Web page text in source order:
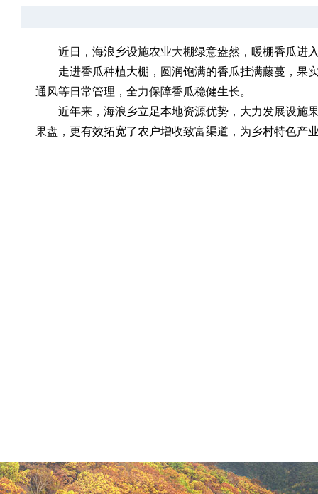
近日，海浪乡设施农业大棚绿意盎然，暖棚香瓜进
走进香瓜种植大棚，圆润饱满的香瓜挂满藤蔓，果
通风等日常管理，全力保障香瓜稳健生长。
近年来，海浪乡立足本地资源优势，大力发展设施
果盘，更有效拓宽了农户增收致富渠道，为乡村特色产